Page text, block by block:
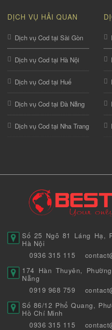
DỊCH VỤ HẢI QUAN
Dịch vụ Cod tại Sài Gòn
Dịch vụ Cod tại Hà Nội
Dịch vụ Cod tại Huế
Dịch vụ Cod tại Đà Nẵng
Dịch vụ Cod tại Nha Trang
Số 25 Ngõ 81 Láng Hạ,
Hà Nội
0936 315 115
174 Hàn Thuyên,
Nẵng
0919 968 759
Số 86/12 Phổ Quang,
Hồ Chí Minh
0936 315 115